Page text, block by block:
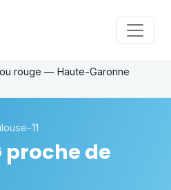
rouge — Haute-Garonne
11
proche de